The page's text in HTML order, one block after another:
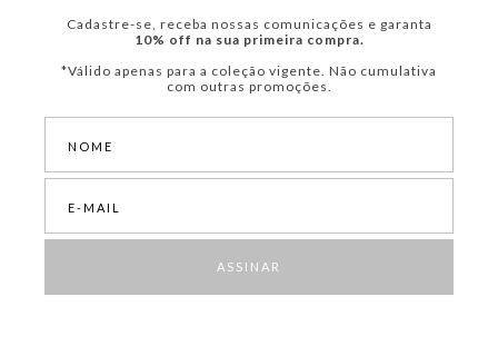
Cadastre-se, receba nossas comunicações e garanta
10% off na sua primeira compra.
*Válido apenas para a coleção vigente. Não cumulativa
com outras promoções.
ASSINAR